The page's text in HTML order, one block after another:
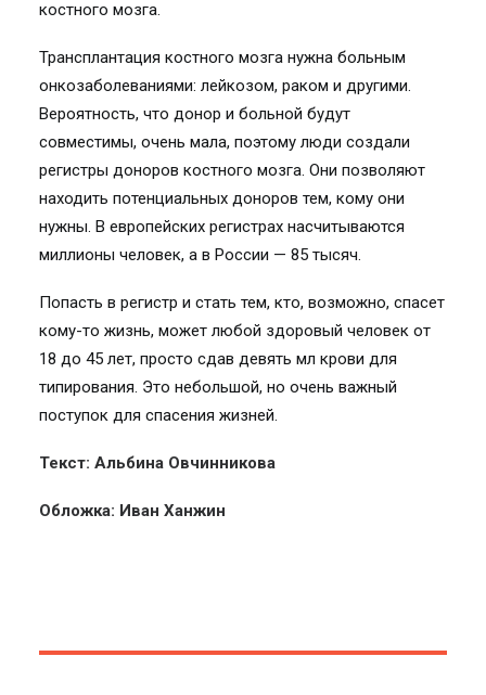
костного мозга.
Трансплантация костного мозга нужна больным
онкозаболеваниями: лейкозом, раком и другими.
Вероятность, что донор и больной будут
совместимы, очень мала, поэтому люди создали
регистры доноров костного мозга. Они позволяют
находить потенциальных доноров тем, кому они
нужны. В европейских регистрах насчитываются
миллионы человек, а в России — 85 тысяч.
Попасть в регистр и стать тем, кто, возможно, спасет
кому-то жизнь, может любой здоровый человек от
18 до 45 лет, просто сдав девять мл крови для
типирования. Это небольшой, но очень важный
поступок для спасения жизней.
Текст: Альбина Овчинникова
Обложка: Иван Ханжин